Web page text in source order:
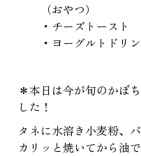
（おやつ）
・チーズトースト
・ヨーグルトドリン
＊本日は今が旬のかぼ
した！
タネに水溶き小麦粉、
カリッと焼いてから油